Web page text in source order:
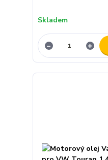
Skladem